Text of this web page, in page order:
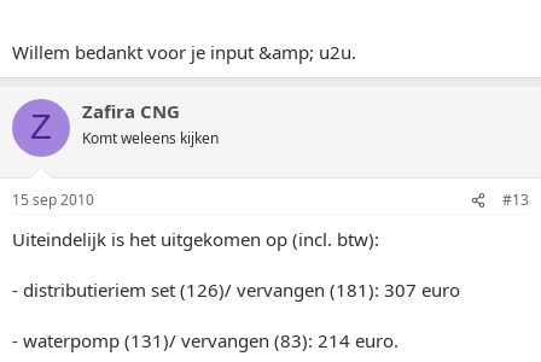
Willem bedankt voor je input &amp; u2u.
Z Zafira CNG
Komt weleens kijken
15 sep 2010 #13
Uiteindelijk is het uitgekomen op (incl. btw):
- distributieriem set (126)/ vervangen (181): 307 euro
- waterpomp (131)/ vervangen (83): 214 euro.